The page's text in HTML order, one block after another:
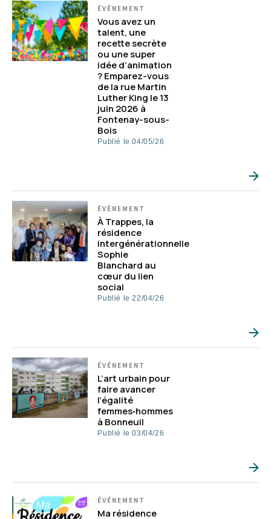
ÉVÉNEMENT
Vous avez un
talent, une
recette secrète
ou une super
idée d’animation
? Emparez-vous
de la rue Martin
Luther King le 13
juin 2026 à
Fontenay-sous-
Bois
Publié le 04/05/26
ÉVÉNEMENT
À Trappes, la
résidence
intergénérationnelle
Sophie
Blanchard au
cœur du lien
social
Publié le 22/04/26
ÉVÉNEMENT
L’art urbain pour
faire avancer
l’égalité
femmes‑hommes
à Bonneuil
Publié le 03/04/26
ÉVÉNEMENT
Ma résidence